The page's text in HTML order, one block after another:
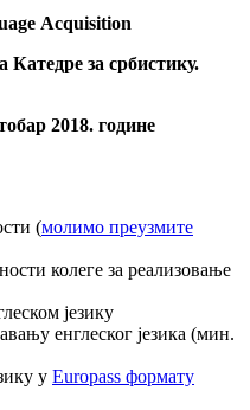
Acquisition
Катедре за србистику.
2018. године
(молимо преузмите
колеге за реализовање
језику
енглеског језика (мин.
у Europass формату